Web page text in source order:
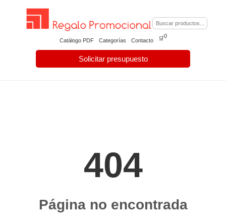
Catálogo PDF Categorías Contacto
Solicitar presupuesto
🛒0
404
Página no encontrada